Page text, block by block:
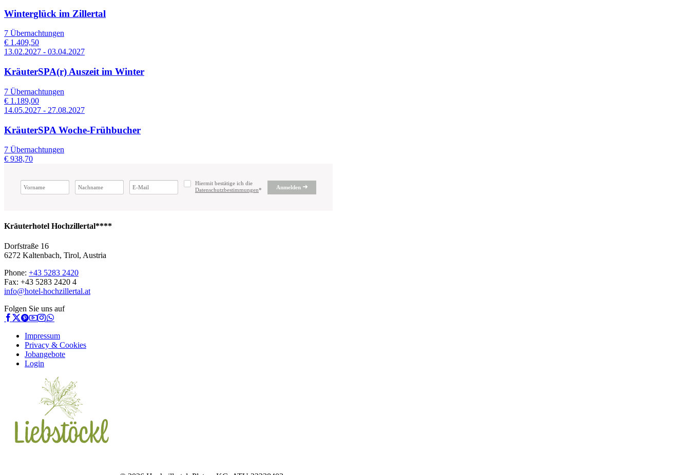
Winterglück im Zillertal
7 Übernachtungen
€ 1.409,50
13.02.2027 - 03.04.2027
KräuterSPA(r) Auszeit im Winter
7 Übernachtungen
€ 1.189,00
14.05.2027 - 27.08.2027
KräuterSPA Woche-Frühbucher
7 Übernachtungen
€ 938,70
Hiermit bestätige ich die
Datenschutzbestimmungen* Anmelden
Kräuterhotel Hochzillertal****
Dorfstraße 16
6272 Kaltenbach, Tirol, Austria
Phone: +43 5283 2420
Fax: +43 5283 2420 4
info@hotel-hochzillertal.at
Folgen Sie uns auf
Impressum
Privacy & Cookies
Jobangebote
Login